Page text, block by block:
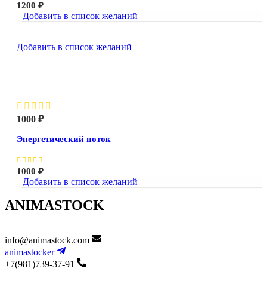
1200 ₽
Добавить в список желаний
Добавить в список желаний
1000 ₽
Энергетический поток
1000 ₽
Добавить в список желаний
ANIMASTOCK
info@animastock.com
animastocker
+7(981)739-37-91